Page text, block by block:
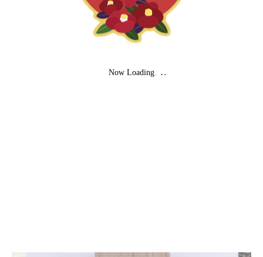
Now Loading
No.003 土屋酒
造店